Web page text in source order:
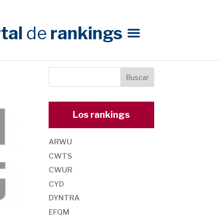
de rankings
Los rankings
ARWU
CWTS
CWUR
CYD
DYNTRA
EFQM